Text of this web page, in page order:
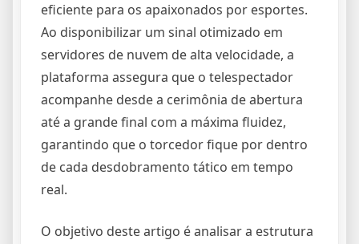
eficiente para os apaixonados por esportes.
Ao disponibilizar um sinal otimizado em
servidores de nuvem de alta velocidade, a
plataforma assegura que o telespectador
acompanhe desde a cerimônia de abertura
até a grande final com a máxima fluidez,
garantindo que o torcedor fique por dentro
de cada desdobramento tático em tempo
real.
O objetivo deste artigo é analisar a estrutura